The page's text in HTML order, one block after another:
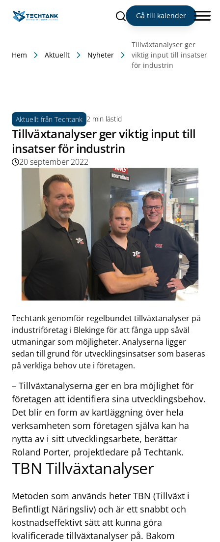
Sök Gå till kalender
Hem Aktuellt Nyheter
Tillväxtanalyser ger
viktig input till insatser
för industrin
Aktuellt från Techtank 2 min lästid
Tillväxtanalyser ger viktig input till
insatser för industrin
20 september 2022
Techtank genomför regelbundet tillväxtanalyser på
industriföretag i Blekinge för att fånga upp såväl
utmaningar som möjligheter. Analyserna ligger
sedan till grund för utvecklingsinsatser som baseras
på verkliga behov ute i företagen.
– Tillväxtanalyserna ger en bra möjlighet för
företagen att identifiera sina utvecklingsbehov.
Det blir en form av kartläggning över hela
verksamheten som företagen själva kan ha
nytta av i sitt utvecklingsarbete, berättar
Roland Porter, projektledare på Techtank.
TBN Tillväxtanalyser
Metoden som används heter TBN (Tillväxt i
Befintligt Näringsliv) och är ett snabbt och
kostnadseffektivt sätt att kunna göra
kvalificerade tillväxtanalyser på. Bakom